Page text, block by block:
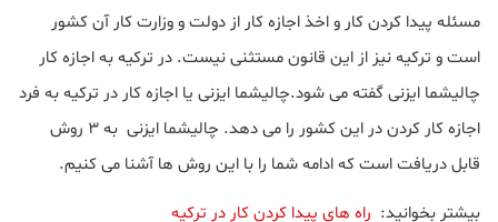
مسئله پیدا کردن کار و اخذ اجازه کار از دولت و وزارت کار آن کشور
است و ترکیه نیز از این قانون مستثنی نیست. در ترکیه به اجازه کار
چالیشما ایزنی گفته می شود.چالیشما ایزنی یا اجازه کار در ترکیه به فرد
اجازه کار کردن در این کشور را می دهد. چالیشما ایزنی به ۳ روش
قابل دریافت است که ادامه شما را با این روش ها آشنا می کنیم.
بیشتر بخوانید: راه های پیدا کردن کار در ترکیه